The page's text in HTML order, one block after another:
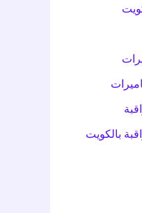
بالكويت